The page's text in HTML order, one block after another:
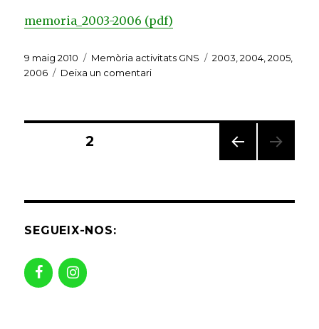
memoria_2003-2006 (pdf)
Publicat
el
9 maig 2010 Categories
Memòria activitats GNS Etiquetes
2003 ,2004 ,2005
2006
Deixa un comentaria
Navegació
ERIO
PÀGINA2
SEGUEIX-NOS: